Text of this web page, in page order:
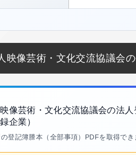
映像芸術・文化交流協議会
像芸術・文化交流協議会の法人
企業）
登記簿謄本（全部事項）PDFを取得でき